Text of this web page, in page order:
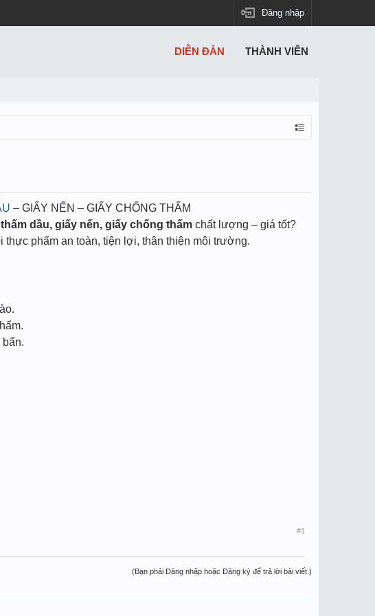
Đăng nhập
– GIẤY NẾN – GIẤY CHỐNG THẤM
dầu, giấy nến, giấy chống thấm chất lượng – giá tốt?
phẩm an toàn, tiện lợi, thân thiện môi trường.
#1
(Bạn phải Đăng nhập hoặc Đăng ký để trả lời bài viết.)
DIỄN ĐÀN THÀNH VIÊN